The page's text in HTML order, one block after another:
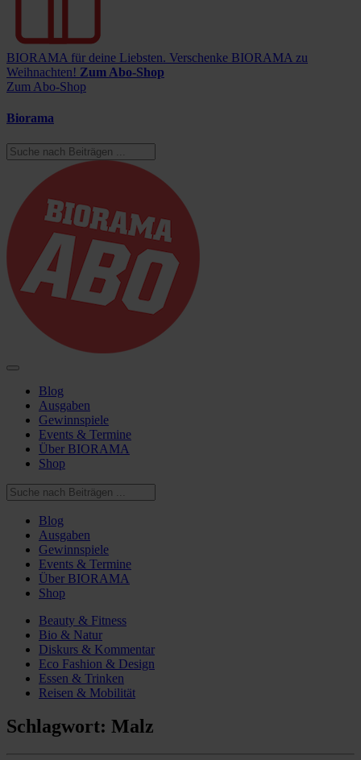
BIORAMA für deine Liebsten. Verschenke BIORAMA zu
Weihnachten! Zum Abo-Shop
Zum Abo-Shop
Biorama
Blog
Ausgaben
Gewinnspiele
Events & Termine
Über BIORAMA
Shop
Blog
Ausgaben
Gewinnspiele
Events & Termine
Über BIORAMA
Shop
Beauty & Fitness
Bio & Natur
Diskurs & Kommentar
Eco Fashion & Design
Essen & Trinken
Reisen & Mobilität
Schlagwort: Malz